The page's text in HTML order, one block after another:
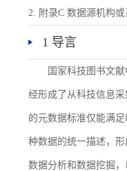
2. 附录C 数据源机构或
1 导言
国家科技图书文
经形成了从科技信息
的元数据标准仅能满
种数据的统一描述，
数据分析和数据挖掘